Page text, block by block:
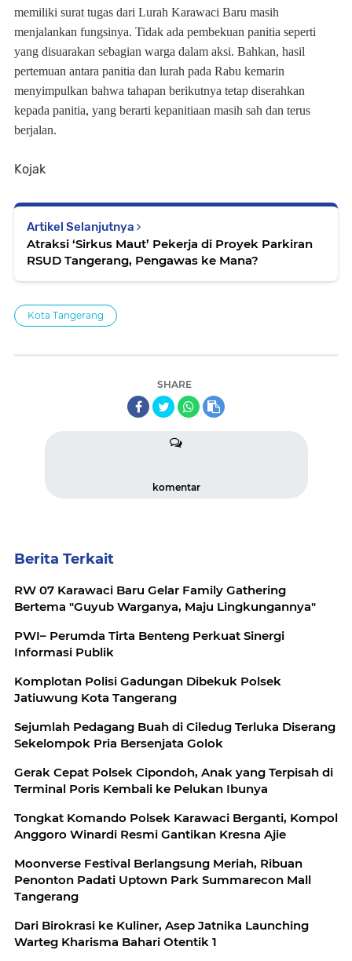
memiliki surat tugas dari Lurah Karawaci Baru masih
menjalankan fungsinya. Tidak ada pembekuan panitia seperti
yang disuarakan sebagian warga dalam aksi. Bahkan, hasil
pertemuan antara panitia dan lurah pada Rabu kemarin
menyimpulkan bahwa tahapan berikutnya tetap diserahkan
kepada panitia, yang berarti kepanitiaan masih sah dan terus
berjalan.
Kojak
Artikel Selanjutnya
Atraksi ‘Sirkus Maut’ Pekerja di Proyek Parkiran
RSUD Tangerang, Pengawas ke Mana?
Kota Tangerang
SHARE
komentar
Berita Terkait
RW 07 Karawaci Baru Gelar Family Gathering
Bertema "Guyub Warganya, Maju Lingkungannya"
PWI– Perumda Tirta Benteng Perkuat Sinergi
Informasi Publik
Komplotan Polisi Gadungan Dibekuk Polsek
Jatiuwung Kota Tangerang
Sejumlah Pedagang Buah di Ciledug Terluka Diserang
Sekelompok Pria Bersenjata Golok
Gerak Cepat Polsek Cipondoh, Anak yang Terpisah di
Terminal Poris Kembali ke Pelukan Ibunya
Tongkat Komando Polsek Karawaci Berganti, Kompol
Anggoro Winardi Resmi Gantikan Kresna Ajie
Moonverse Festival Berlangsung Meriah, Ribuan
Penonton Padati Uptown Park Summarecon Mall
Tangerang
Dari Birokrasi ke Kuliner, Asep Jatnika Launching
Warteg Kharisma Bahari Otentik 1